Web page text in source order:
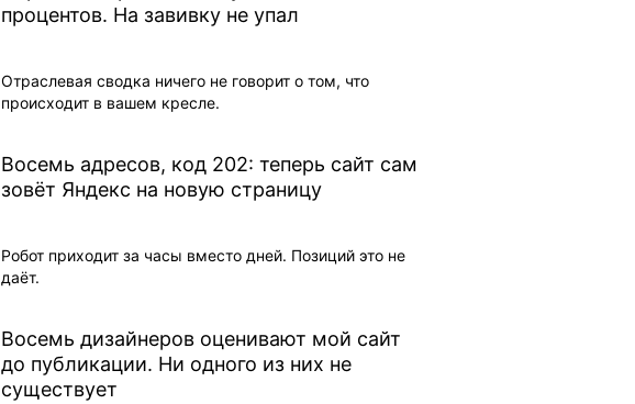
процентов. На завивку не упал
Отраслевая сводка ничего не говорит о том, что
происходит в вашем кресле.
Восемь адресов, код 202: теперь сайт сам
зовёт Яндекс на новую страницу
Робот приходит за часы вместо дней. Позиций это не
даёт.
Восемь дизайнеров оценивают мой сайт
до публикации. Ни одного из них не
существует